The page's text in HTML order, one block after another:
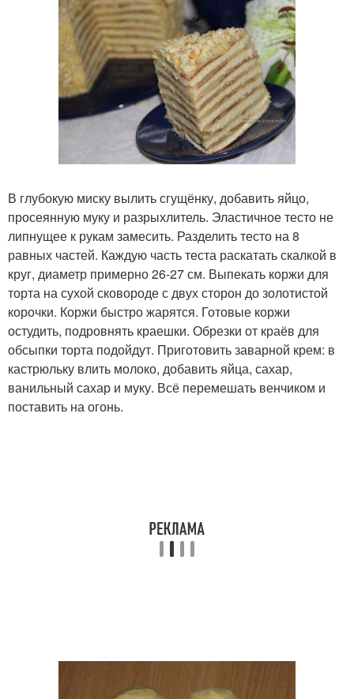
В глубокую миску вылить сгущёнку, добавить яйцо,
просеянную муку и разрыхлитель. Эластичное тесто не
липнущее к рукам замесить. Разделить тесто на 8
равных частей. Каждую часть теста раскатать скалкой в
круг, диаметр примерно 26-27 см. Выпекать коржи для
торта на сухой сковороде с двух сторон до золотистой
корочки. Коржи быстро жарятся. Готовые коржи
остудить, подровнять краешки. Обрезки от краёв для
обсыпки торта подойдут. Приготовить заварной крем: в
кастрюльку влить молоко, добавить яйца, сахар,
ванильный сахар и муку. Всё перемешать венчиком и
поставить на огонь.